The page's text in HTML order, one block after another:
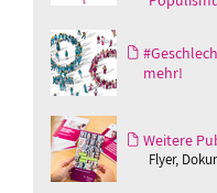
mehr!
Weitere
Flyer,